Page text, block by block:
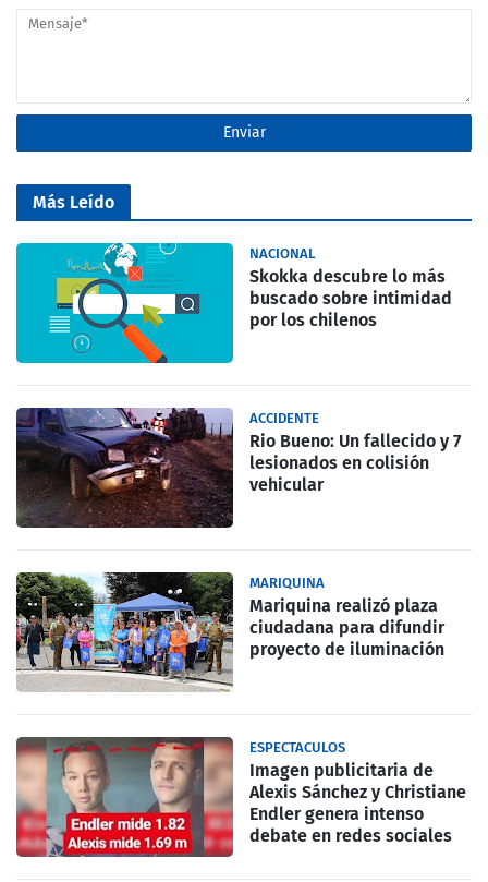
Más Leído
NACIONAL
Skokka descubre lo más
buscado sobre intimidad
por los chilenos
ACCIDENTE
Rio Bueno: Un fallecido y 7
lesionados en colisión
vehicular
MARIQUINA
Mariquina realizó plaza
ciudadana para difundir
proyecto de iluminación
ESPECTACULOS
Imagen publicitaria de
Alexis Sánchez y Christiane
Endler genera intenso
debate en redes sociales